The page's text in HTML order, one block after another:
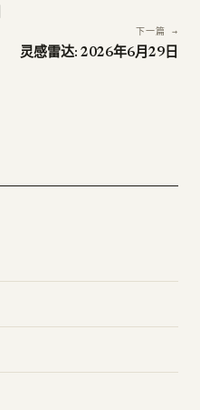
下一篇 →
灵感雷达: 2026年6月29日